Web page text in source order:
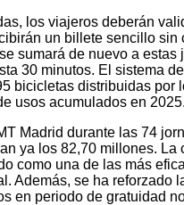
los viajeros deberán
un billete sencillo sin
sumará de nuevo a estas
30 minutos. El sistema
bicicletas distribuidas por
usos acumulados en
Madrid durante las 74
ya los 82,70 millones. La
como una de las más
Además, se ha reforzado
en periodo de gratuidad